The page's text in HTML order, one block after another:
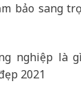
bảo sang